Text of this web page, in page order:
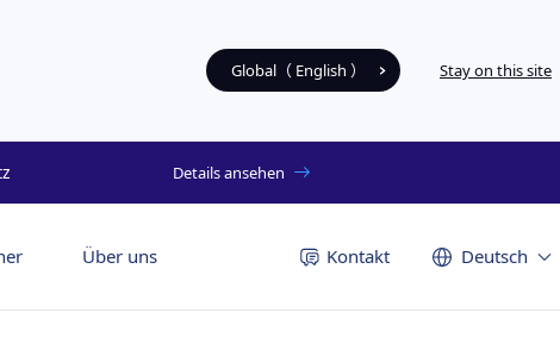
Global（ English ） Stay on this site
Details ansehen
Über uns Kontakt Deutsch